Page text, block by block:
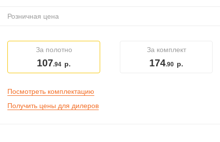
Розничная цена
За полотно
107.94 р.
За комплект
174.90 р.
Посмотреть комплектацию
Получить цены для дилеров